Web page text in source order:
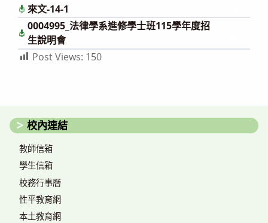
來文-14-1
0004995_法律學系進修學士班115學年度招
生說明會
Post Views: 150
校內連結
教師信箱
學生信箱
校務行事曆
性平教育網
本土教育網